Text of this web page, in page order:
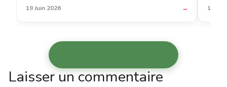
19 Juin 2026 → 12
Laisser un commentaire